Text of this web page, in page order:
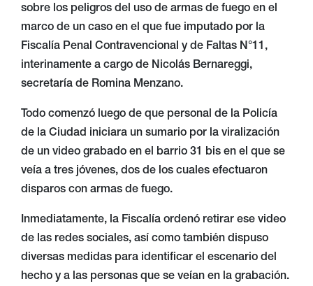
sobre los peligros del uso de armas de fuego en el
marco de un caso en el que fue imputado por la
Fiscalía Penal Contravencional y de Faltas N°11,
interinamente a cargo de Nicolás Bernareggi,
secretaría de Romina Menzano.
Todo comenzó luego de que personal de la Policía
de la Ciudad iniciara un sumario por la viralización
de un video grabado en el barrio 31 bis en el que se
veía a tres jóvenes, dos de los cuales efectuaron
disparos con armas de fuego.
Inmediatamente, la Fiscalía ordenó retirar ese video
de las redes sociales, así como también dispuso
diversas medidas para identificar el escenario del
hecho y a las personas que se veían en la grabación.